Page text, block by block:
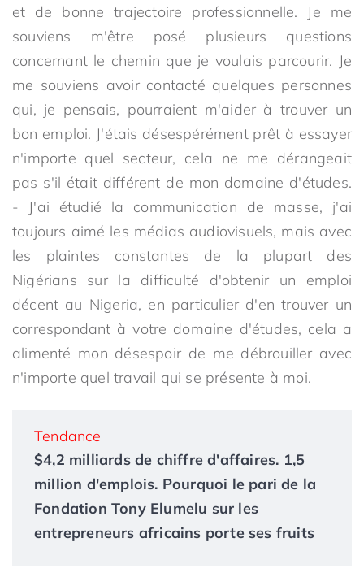
et de bonne trajectoire professionnelle. Je me
souviens m'être posé plusieurs questions
concernant le chemin que je voulais parcourir. Je
me souviens avoir contacté quelques personnes
qui, je pensais, pourraient m'aider à trouver un
bon emploi. J'étais désespérément prêt à essayer
n'importe quel secteur, cela ne me dérangeait
pas s'il était différent de mon domaine d'études.
- J'ai étudié la communication de masse, j'ai
toujours aimé les médias audiovisuels, mais avec
les plaintes constantes de la plupart des
Nigérians sur la difficulté d'obtenir un emploi
décent au Nigeria, en particulier d'en trouver un
correspondant à votre domaine d'études, cela a
alimenté mon désespoir de me débrouiller avec
n'importe quel travail qui se présente à moi.
Tendance
$4,2 milliards de chiffre d'affaires. 1,5
million d'emplois. Pourquoi le pari de la
Fondation Tony Elumelu sur les
entrepreneurs africains porte ses fruits